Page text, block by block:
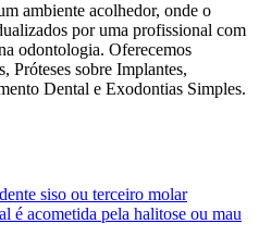
ambiente acolhedor, onde o
por uma profissional com
odontologia. Oferecemos
Próteses sobre Implantes,
Dental e Exodontias Simples.
siso ou terceiro molar
é acometida pela halitose ou mau